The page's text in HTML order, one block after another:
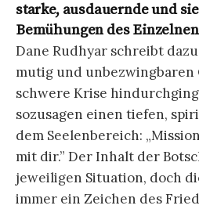
starke, ausdauernde und
Bemühungen des
Dane Rudhyar schreibt
mutig und unbezwingbaren
schwere Krise
sozusagen einen tiefen,
dem Seelenbereich:
mit dir.” Der Inhalt der
jeweiligen Situation, doch
immer ein Zeichen des